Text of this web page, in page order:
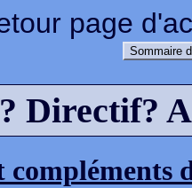
page
Sommaire
Directif?
compléments